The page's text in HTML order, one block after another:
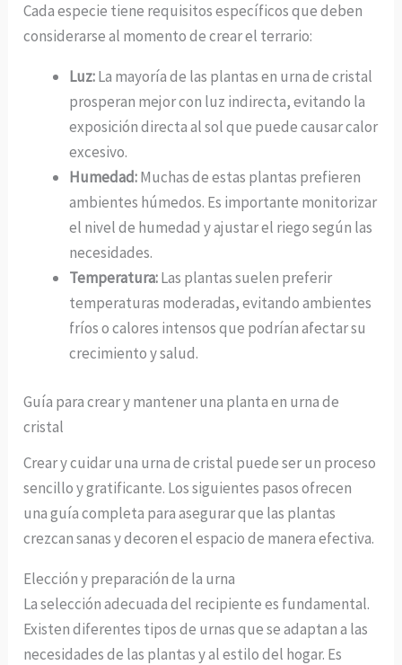
Cada especie tiene requisitos específicos que deben
considerarse al momento de crear el terrario:
Luz:La mayoría de las plantas en urna de cristal
prosperan mejor con luz indirecta, evitando la
exposición directa al sol que puede causar calor
excesivo.
Humedad:Muchas de estas plantas prefieren
ambientes húmedos. Es importante monitorizar
el nivel de humedad y ajustar el riego según las
necesidades.
Temperatura:Las plantas suelen preferir
temperaturas moderadas, evitando ambientes
fríos o calores intensos que podrían afectar su
crecimiento y salud.
Guía para crear y mantener una planta en urna de
cristal
Crear y cuidar una urna de cristal puede ser un proceso
sencillo y gratificante. Los siguientes pasos ofrecen
una guía completa para asegurar que las plantas
crezcan sanas y decoren el espacio de manera efectiva.
Elección y preparación de la urna
La selección adecuada del recipiente es fundamental.
Existen diferentes tipos de urnas que se adaptan a las
necesidades de las plantas y al estilo del hogar. Es